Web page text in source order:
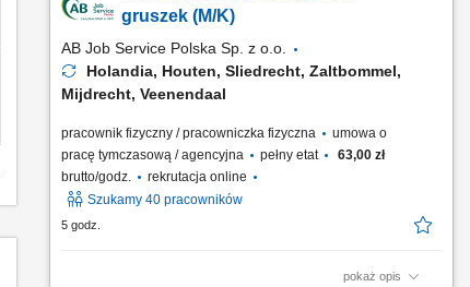
gruszek (M/K)
AB Job Service Polska Sp. z o.o.
Holandia, Houten, Sliedrecht, Zaltbommel,
Mijdrecht, Veenendaal
pracownik fizyczny / pracowniczka fizyczna
umowa o
pracę tymczasową / agencyjna
pełny etat
63,00 zł
brutto/godz.
rekrutacja online
Szukamy 40 pracowników
5 godz.
pokaż opis